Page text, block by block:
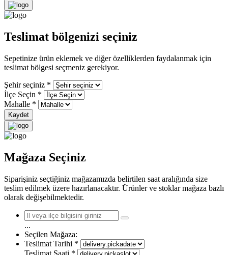
Teslimat bölgenizi seçiniz
Sepetinize ürün eklemek ve diğer özelliklerden faydalanmak için
teslimat bölgesi seçmeniz gerekiyor.
Şehir seçiniz *
İlçe Seçin *
Mahalle *
Kaydet
Mağaza Seçiniz
Siparişiniz seçtiğiniz mağazamızda belirtilen saat aralığında size
teslim edilmek üzere hazırlanacaktır. Ürünler ve stoklar mağaza bazlı
olarak değişebilmektedir.
...
Seçilen Mağaza:
Teslimat Tarihi *
Teslimat Saati *